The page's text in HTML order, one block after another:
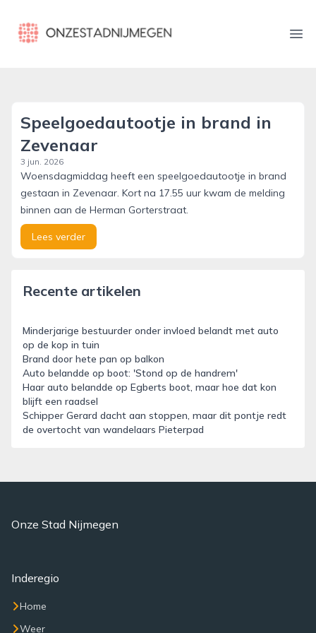
onzestadnijmegen.nl
Speelgoedautootje in brand in
Zevenaar
3 jun. 2026
Woensdagmiddag heeft een speelgoedautootje in brand
gestaan in Zevenaar. Kort na 17.55 uur kwam de melding
binnen aan de Herman Gorterstraat.
Lees verder
Recente artikelen
Minderjarige bestuurder onder invloed belandt met auto
op de kop in tuin
Brand door hete pan op balkon
Auto belandde op boot: 'Stond op de handrem'
Haar auto belandde op Egberts boot, maar hoe dat kon
blijft een raadsel
Schipper Gerard dacht aan stoppen, maar dit pontje redt
de overtocht van wandelaars Pieterpad
Onze Stad Nijmegen
Inderegio
Home
Weer